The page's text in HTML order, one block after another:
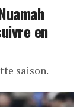
en
saison.